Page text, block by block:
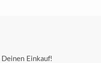
Einkauf!